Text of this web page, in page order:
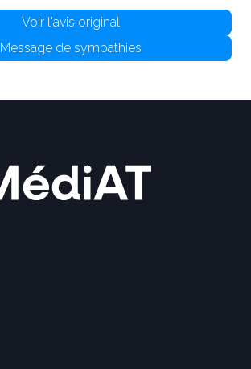
Voir l'avis original
Message de sympathies